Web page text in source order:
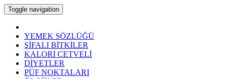
Toggle navigation
YEMEK SÖZLÜĞÜ
ŞİFALI BİTKİLER
KALORİ CETVELİ
DİYETLER
PÜF NOKTALARI